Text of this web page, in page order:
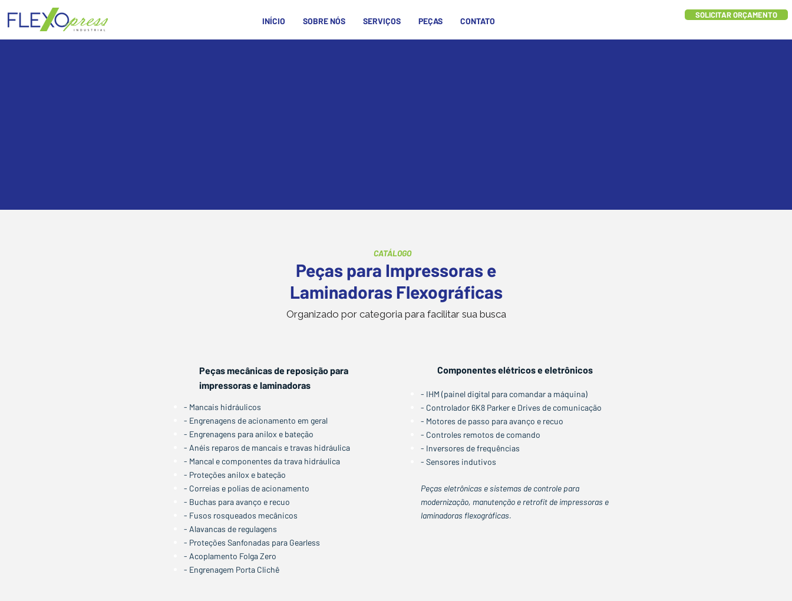
INÍCIO SOBRE NÓS SERVIÇOS PEÇAS CONTATO
SOLICITAR ORÇAMENTO
CATÁLOGO
Peças para Impressoras e
Laminadoras Flexográficas
Organizado por categoria para facilitar sua busca
Peças mecânicas de reposição para
impressoras e laminadoras
- Mancais hidráulicos
- Engrenagens de acionamento em geral
- Engrenagens para anilox e bateção
- Anéis reparos de mancais e travas hidráulica
- Mancal e componentes da trava hidráulica
- Proteções anilox e bateção
- Correias e polias de acionamento
- Buchas para avanço e recuo
- Fusos rosqueados mecânicos
- Alavancas de regulagens
- Proteções Sanfonadas para Gearless
- Acoplamento Folga Zero
- Engrenagem Porta Clichê
Componentes elétricos e eletrônicos
- IHM (painel digital para comandar a máquina)
- Controlador 6K8 Parker e Drives de comunicação
- Motores de passo para avanço e recuo
- Controles remotos de comando
- Inversores de frequências
- Sensores indutivos
Peças eletrônicas e sistemas de controle para
modernização, manutenção e retrofit de impressoras e
laminadoras flexográficas.